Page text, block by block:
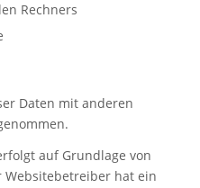
Rechners
Daten mit anderen
auf Grundlage von
Websitebetreiber hat ein